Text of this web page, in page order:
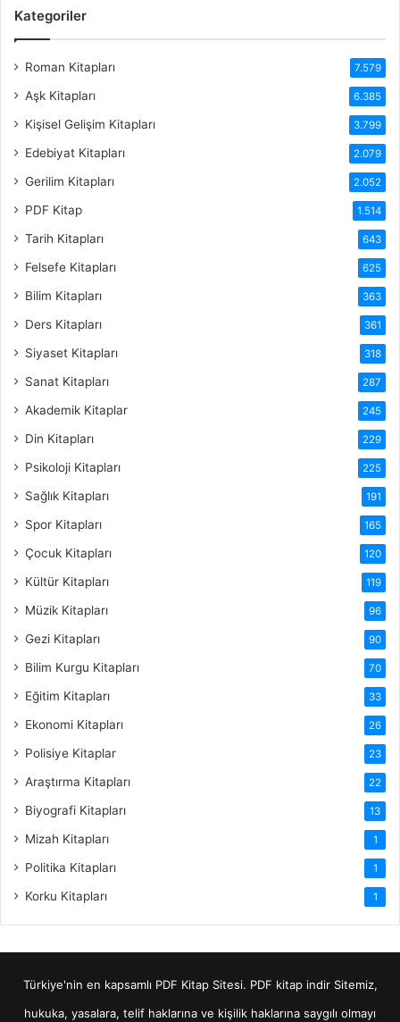
Kategoriler
Roman Kitapları 7.579
Aşk Kitapları 6.385
Kişisel Gelişim Kitapları 3.799
Edebiyat Kitapları 2.079
Gerilim Kitapları 2.052
PDF Kitap 1.514
Tarih Kitapları 643
Felsefe Kitapları 625
Bilim Kitapları 363
Ders Kitapları 361
Siyaset Kitapları 318
Sanat Kitapları 287
Akademik Kitaplar 245
Din Kitapları 229
Psikoloji Kitapları 225
Sağlık Kitapları 191
Spor Kitapları 165
Çocuk Kitapları 120
Kültür Kitapları 119
Müzik Kitapları 96
Gezi Kitapları 90
Bilim Kurgu Kitapları 70
Eğitim Kitapları 33
Ekonomi Kitapları 26
Polisiye Kitaplar 23
Araştırma Kitapları 22
Biyografi Kitapları 13
Mizah Kitapları 1
Politika Kitapları 1
Korku Kitapları 1
Türkiye'nin en kapsamlı PDF Kitap Sitesi. PDF kitap indirSitemiz,
hukuka, yasalara, telif haklarına ve kişilik haklarına saygılı olmayı